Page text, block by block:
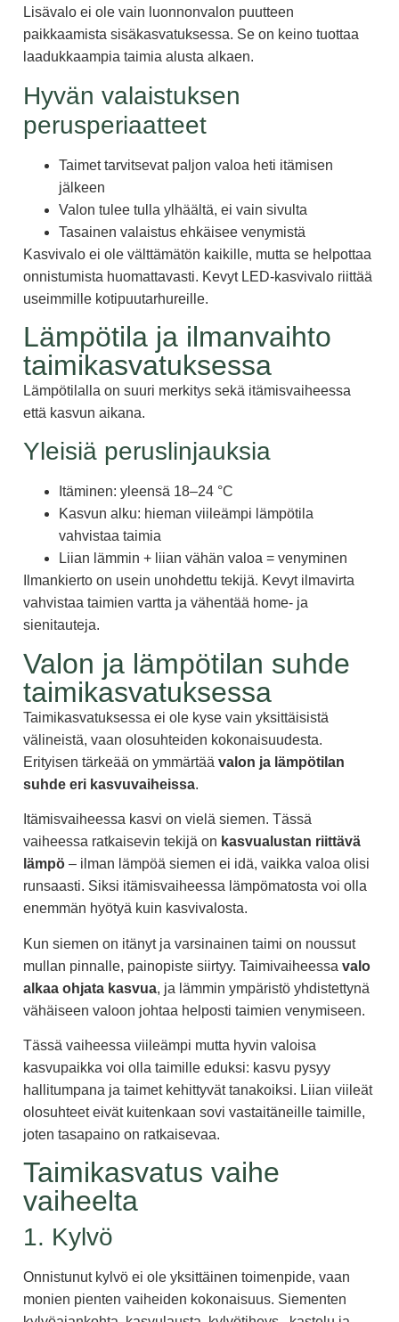
Lisävalo ei ole vain luonnonvalon puutteen
paikkaamista sisäkasvatuksessa. Se on keino tuottaa
laadukkaampia taimia alusta alkaen.
Hyvän valaistuksen
perusperiaatteet
Taimet tarvitsevat paljon valoa heti itämisen
jälkeen
Valon tulee tulla ylhäältä, ei vain sivulta
Tasainen valaistus ehkäisee venymistä
Kasvivalo ei ole välttämätön kaikille, mutta se helpottaa
onnistumista huomattavasti. Kevyt LED-kasvivalo riittää
useimmille kotipuutarhureille.
Lämpötila ja ilmanvaihto
taimikasvatuksessa
Lämpötilalla on suuri merkitys sekä itämisvaiheessa
että kasvun aikana.
Yleisiä peruslinjauksia
Itäminen: yleensä 18–24 °C
Kasvun alku: hieman viileämpi lämpötila
vahvistaa taimia
Liian lämmin + liian vähän valoa = venyminen
Ilmankierto on usein unohdettu tekijä. Kevyt ilmavirta
vahvistaa taimien vartta ja vähentää home- ja
sienitauteja.
Valon ja lämpötilan suhde
taimikasvatuksessa
Taimikasvatuksessa ei ole kyse vain yksittäisistä
välineistä, vaan olosuhteiden kokonaisuudesta.
Erityisen tärkeää on ymmärtää valon ja lämpötilan
suhde eri kasvuvaiheissa.
Itämisvaiheessa kasvi on vielä siemen. Tässä
vaiheessa ratkaisevin tekijä on kasvualustan riittävä
lämpö – ilman lämpöä siemen ei idä, vaikka valoa olisi
runsaasti. Siksi itämisvaiheessa lämpömatosta voi olla
enemmän hyötyä kuin kasvivalosta.
Kun siemen on itänyt ja varsinainen taimi on noussut
mullan pinnalle, painopiste siirtyy. Taimivaiheessa valo
alkaa ohjata kasvua, ja lämmin ympäristö yhdistettynä
vähäiseen valoon johtaa helposti taimien venymiseen.
Tässä vaiheessa viileämpi mutta hyvin valoisa
kasvupaikka voi olla taimille eduksi: kasvu pysyy
hallitumpana ja taimet kehittyvät tanakoiksi. Liian viileät
olosuhteet eivät kuitenkaan sovi vastaitäneille taimille,
joten tasapaino on ratkaisevaa.
Taimikasvatus vaihe
vaiheelta
1. Kylvö
Onnistunut kylvö ei ole yksittäinen toimenpide, vaan
monien pienten vaiheiden kokonaisuus. Siementen